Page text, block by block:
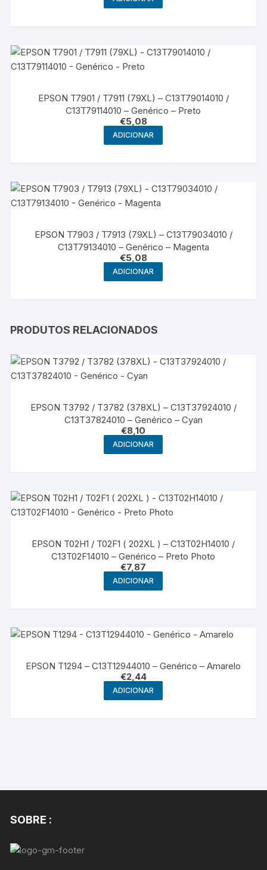
EPSON T7901 / T7911 (79XL) – C13T79014010 /
C13T79114010 – Genérico – Preto
€5,08
ADICIONAR
EPSON T7903 / T7913 (79XL) – C13T79034010 /
C13T79134010 – Genérico – Magenta
€5,08
ADICIONAR
PRODUTOS RELACIONADOS
EPSON T3792 / T3782 (378XL) – C13T37924010 /
C13T37824010 – Genérico – Cyan
€8,10
ADICIONAR
EPSON T02H1 / T02F1 ( 202XL ) – C13T02H14010 /
C13T02F14010 – Genérico – Preto Photo
€7,87
ADICIONAR
EPSON T1294 – C13T12944010 – Genérico – Amarelo
€2,44
ADICIONAR
SOBRE :